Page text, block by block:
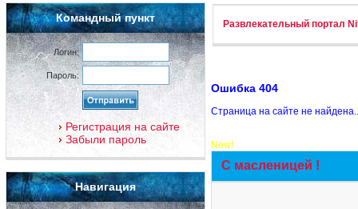
Командный пункт
Логин:
Пароль:
Регистрация на сайте
Забыли пароль
Навигация
Развлекательный портал
Ошибка 404
Страница на сайте не
New!
С масленицей !